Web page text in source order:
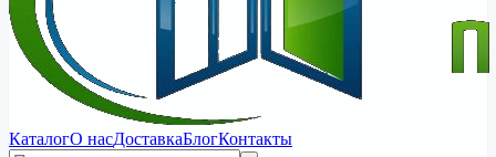
КаталогО насДоставкаБлогКонтакты